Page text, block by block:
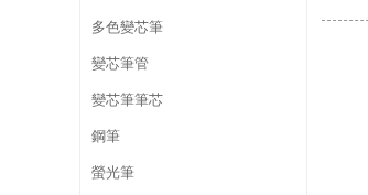
多色變芯筆
變芯筆管
變芯筆筆芯
鋼筆
螢光筆